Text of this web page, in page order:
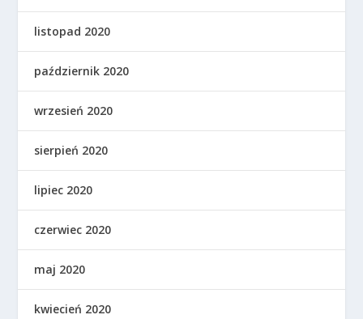
listopad 2020
październik 2020
wrzesień 2020
sierpień 2020
lipiec 2020
czerwiec 2020
maj 2020
kwiecień 2020